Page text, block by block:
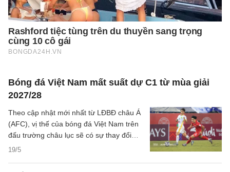
Bóng đá Việt Nam mất suất dự C1 từ mùa giải
2027/28
19/5
Theo cập nhật mới nhất từ LĐBĐ châu Á
(AFC), vị thế của bóng đá Việt Nam trên
đấu trường châu lục sẽ có sự thay đổi
đáng kể từ mùa giải 2027/28.